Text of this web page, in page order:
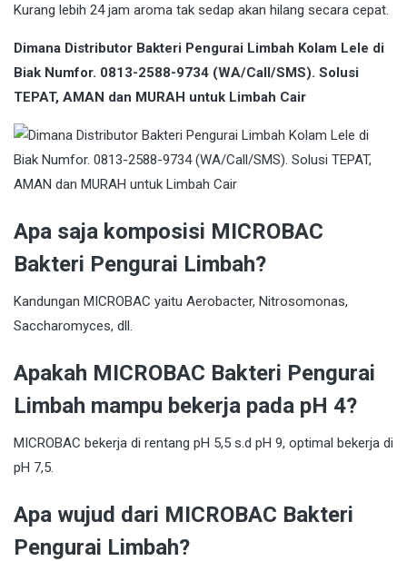
Kurang lebih 24 jam aroma tak sedap akan hilang secara cepat.
Dimana Distributor Bakteri Pengurai Limbah Kolam Lele di
Biak Numfor. 0813-2588-9734 (WA/Call/SMS). Solusi
TEPAT, AMAN dan MURAH untuk Limbah Cair
Apa saja komposisi MICROBAC
Bakteri Pengurai Limbah?
Kandungan MICROBAC yaitu Aerobacter, Nitrosomonas,
Saccharomyces, dll.
Apakah MICROBAC Bakteri Pengurai
Limbah mampu bekerja pada pH 4?
MICROBAC bekerja di rentang pH 5,5 s.d pH 9, optimal bekerja di
pH 7,5.
Apa wujud dari MICROBAC Bakteri
Pengurai Limbah?